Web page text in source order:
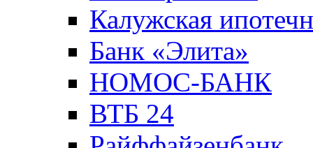
Калужская
Банк «Элита»
НОМОС-БАНК
ВТБ 24